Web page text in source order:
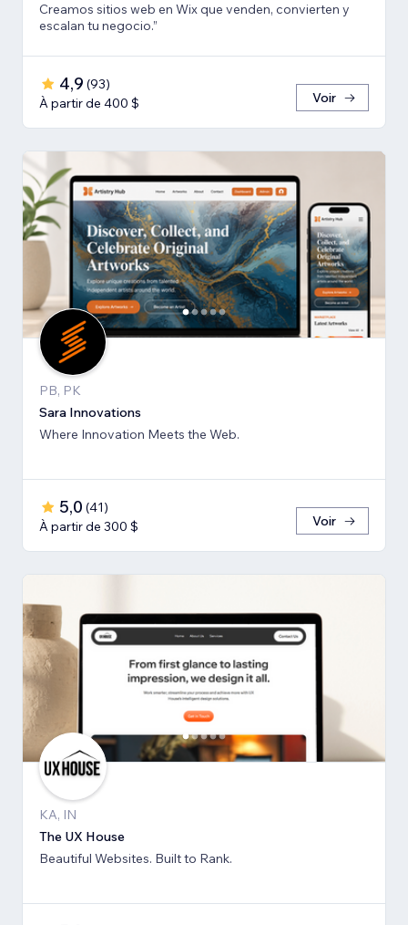
Creamos sitios web en Wix que venden, convierten y
escalan tu negocio.”
4,9 (93)
À partir de 400 $
Voir
PB, PK
Sara Innovations
Where Innovation Meets the Web.
5,0 (41)
À partir de 300 $
Voir
KA, IN
The UX House
Beautiful Websites. Built to Rank.